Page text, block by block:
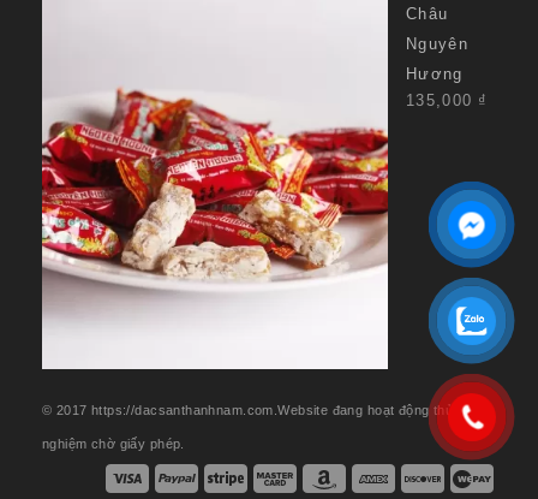
Châu
Nguyên
Hương
135,000 ₫
© 2017 https://dacsanthanhnam.com.Website đang hoạt động thử
nghiệm chờ giấy phép.